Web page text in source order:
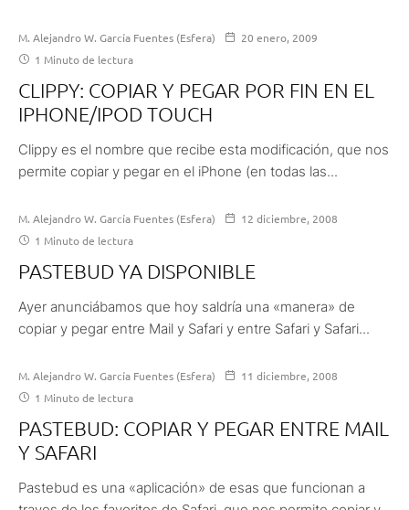
M. Alejandro W. García Fuentes (Esfera)
20 enero, 2009
1 Minuto de lectura
CLIPPY: COPIAR Y PEGAR POR FIN EN EL
IPHONE/IPOD TOUCH
Clippy es el nombre que recibe esta modificación, que nos
permite copiar y pegar en el iPhone (en todas las...
M. Alejandro W. García Fuentes (Esfera)
12 diciembre, 2008
1 Minuto de lectura
PASTEBUD YA DISPONIBLE
Ayer anunciábamos que hoy saldría una «manera» de
copiar y pegar entre Mail y Safari y entre Safari y Safari...
M. Alejandro W. García Fuentes (Esfera)
11 diciembre, 2008
1 Minuto de lectura
PASTEBUD: COPIAR Y PEGAR ENTRE MAIL
Y SAFARI
Pastebud es una «aplicación» de esas que funcionan a